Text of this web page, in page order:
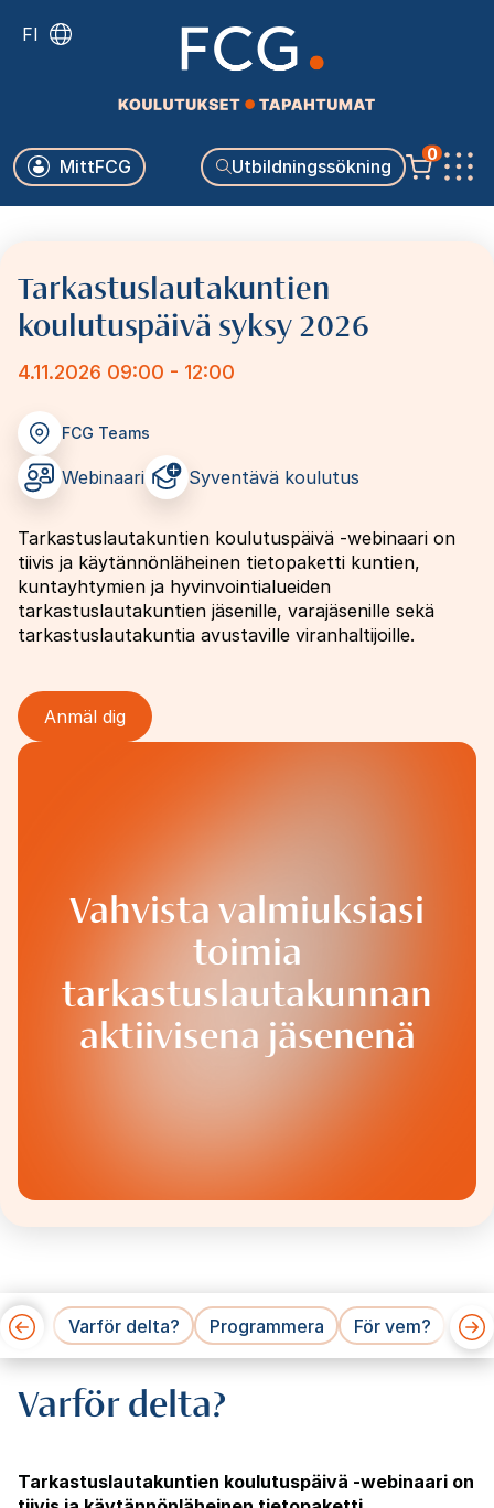
FI
Utbildningssökning
Käyttäjävalikko
MittFCG
0
Tarkastuslautakuntien
koulutuspäivä syksy 2026
4.11.2026 09:00 - 12:00
FCG Teams
Webinaari Syventävä koulutus
Tarkastuslautakuntien koulutuspäivä -webinaari on
tiivis ja käytännönläheinen tietopaketti kuntien,
kuntayhtymien ja hyvinvointialueiden
tarkastuslautakuntien jäsenille, varajäsenille sekä
tarkastuslautakuntia avustaville viranhaltijoille.
Anmäl dig
Bild
Vahvista valmiuksiasi
toimia
tarkastuslautakunnan
aktiivisena jäsenenä
Varför delta? Programmera För vem?
Varför delta?
Tarkastuslautakuntien koulutuspäivä -webinaari on